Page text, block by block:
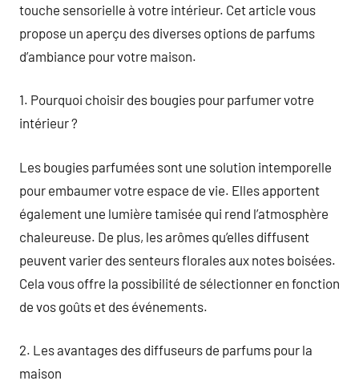
touche sensorielle à votre intérieur. Cet article vous
propose un aperçu des diverses options de parfums
d’ambiance pour votre maison.
1. Pourquoi choisir des bougies pour parfumer votre
intérieur ?
Les bougies parfumées sont une solution intemporelle
pour embaumer votre espace de vie. Elles apportent
également une lumière tamisée qui rend l’atmosphère
chaleureuse. De plus, les arômes qu’elles diffusent
peuvent varier des senteurs florales aux notes boisées.
Cela vous offre la possibilité de sélectionner en fonction
de vos goûts et des événements.
2. Les avantages des diffuseurs de parfums pour la
maison